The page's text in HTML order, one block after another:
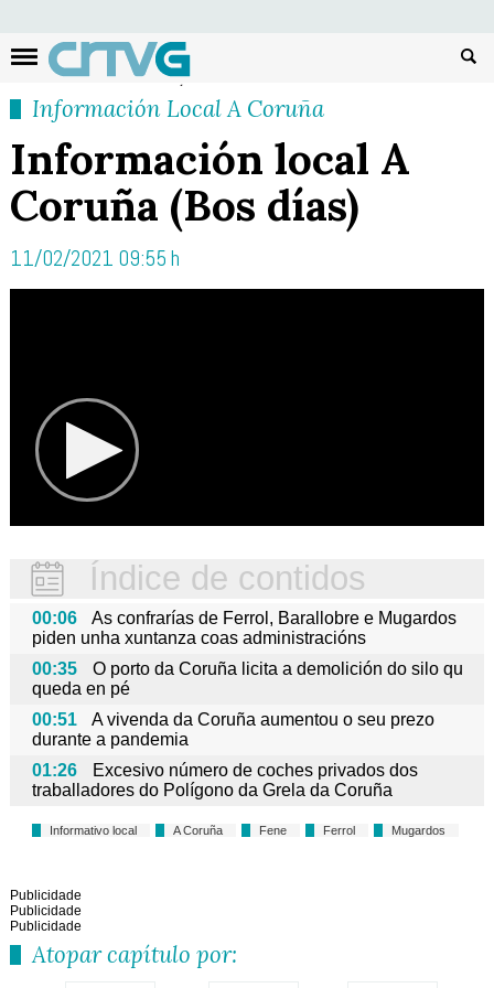
Información Local A Coruña
Información local A
Coruña (Bos días)
11/02/2021 09:55 h
Índice de contidos
00:06
As confrarías de Ferrol, Barallobre e Mugardos
piden unha xuntanza coas administracións
00:35
O porto da Coruña licita a demolición do silo qu
queda en pé
00:51
A vivenda da Coruña aumentou o seu prezo
durante a pandemia
01:26
Excesivo número de coches privados dos
traballadores do Polígono da Grela da Coruña
Informativo local A Coruña Fene Ferrol Mugardos
Publicidade
Publicidade
Publicidade
Atopar capítulo por: